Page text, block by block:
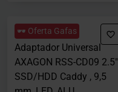
🕶️ Oferta Gafas
Adaptador Universal
AXAGON RSS-CD09 2.5"
SSD/HDD Caddy , 9,5